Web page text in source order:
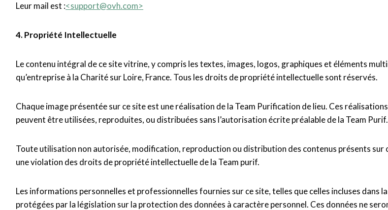
Leur mail est :<support@ovh.com>
4. Propriété Intellectuelle
Le contenu intégral de ce site vitrine, y compris les textes, images, logos, graphiques et éléments
qu’entreprise à la Charité sur Loire, France. Tous les droits de propriété intellectuelle sont réservés.
Chaque image présentée sur ce site est une réalisation de la Team Purification de lieu. Ces
peuvent être utilisées, reproduites, ou distribuées sans l’autorisation écrite préalable de la Team Purif.
Toute utilisation non autorisée, modification, reproduction ou distribution des contenus présents
une violation des droits de propriété intellectuelle de la Team purif.
Les informations personnelles et professionnelles fournies sur ce site, telles que celles incluses dans
protégées par la législation sur la protection des données à caractère personnel. Ces données ne